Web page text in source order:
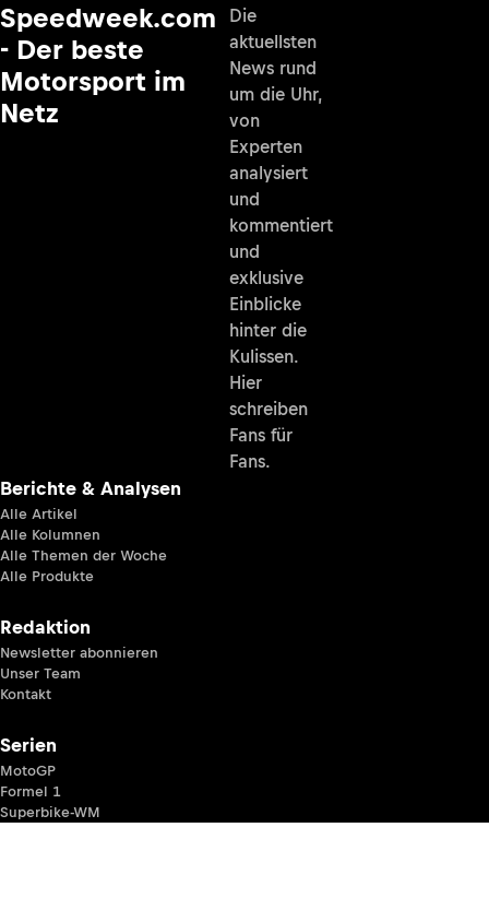
Speedweek.com
- Der beste
Motorsport im
Netz
Die
aktuellsten
News rund
um die Uhr,
von
Experten
analysiert
und
kommentiert
und
exklusive
Einblicke
hinter die
Kulissen.
Hier
schreiben
Fans für
Fans.
Berichte & Analysen
Alle Artikel
Alle Kolumnen
Alle Themen der Woche
Alle Produkte
Redaktion
Newsletter abonnieren
Unser Team
Kontakt
Serien
MotoGP
Formel 1
Superbike-WM